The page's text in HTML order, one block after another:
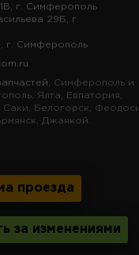
г. Симферополь
29Б, г.
г. Симферополь
, Симферополь и
Ялта, Евпатория,
Белогорск,
Джанкой.
проезда
за изменениями